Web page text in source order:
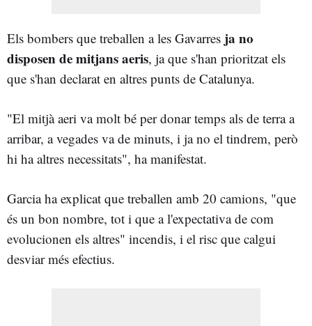
Els bombers que treballen a les Gavarres ja no
disposen de mitjans aeris, ja que s'han prioritzat els
que s'han declarat en altres punts de Catalunya.
"El mitjà aeri va molt bé per donar temps als de terra a
arribar, a vegades va de minuts, i ja no el tindrem, però
hi ha altres necessitats", ha manifestat.
Garcia ha explicat que treballen amb 20 camions, "que
és un bon nombre, tot i que a l'expectativa de com
evolucionen els altres" incendis, i el risc que calgui
desviar més efectius.